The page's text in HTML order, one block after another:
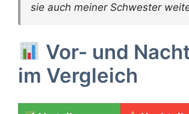
sie auch meiner Schwester
Vor- und
im Vergleich